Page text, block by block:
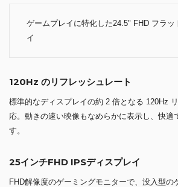
ゲームプレイに特化した24.5" FHD フラッ
イ
120Hz のリフレッシュレート
標準的なディスプレイの約 2 倍となる 120Hz
応。動きの速い映像もなめらかに表示し、快適
す。
25インチFHD IPSディスプレイ
FHD解像度のゲーミングモニターで、没入型の